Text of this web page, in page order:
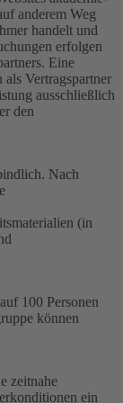
anderem Weg
handelt und
erfolgen
Eine
Vertragspartner
ausschließlich
den
Nach
(in
100 Personen
können
zeitnahe
ein